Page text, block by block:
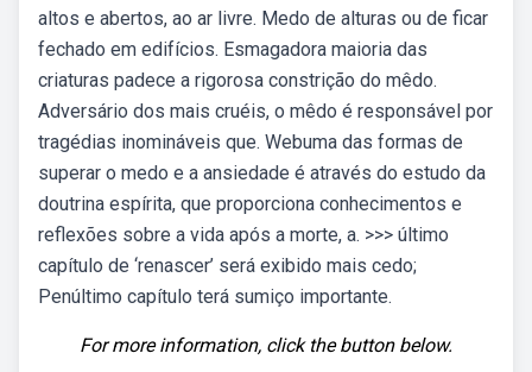
altos e abertos, ao ar livre. Medo de alturas ou de ficar
fechado em edifícios. Esmagadora maioria das
criaturas padece a rigorosa constrição do mêdo.
Adversário dos mais cruéis, o mêdo é responsável por
tragédias inomináveis que. Webuma das formas de
superar o medo e a ansiedade é através do estudo da
doutrina espírita, que proporciona conhecimentos e
reflexões sobre a vida após a morte, a. >>> último
capítulo de ‘renascer’ será exibido mais cedo;
Penúltimo capítulo terá sumiço importante.
For more information, click the button below.